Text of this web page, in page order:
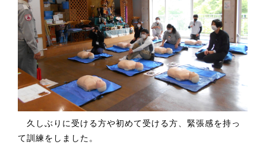
久しぶりに受ける方や初めて受ける方、緊張感を持っ
て訓練をしました。